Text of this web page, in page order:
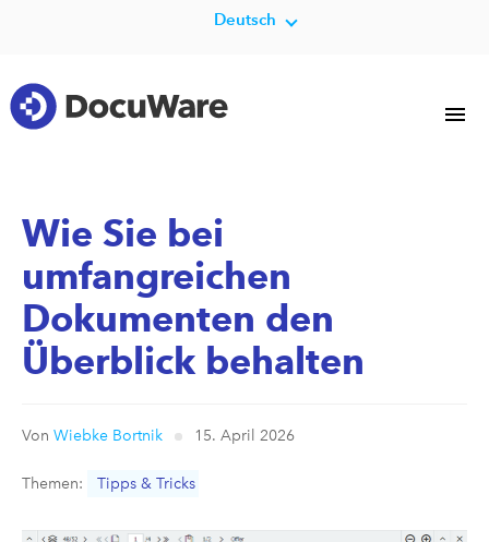
Deutsch
Wie Sie bei
umfangreichen
Dokumenten den
Überblick behalten
Von Wiebke Bortnik 15. April 2026
Themen: Tipps & Tricks